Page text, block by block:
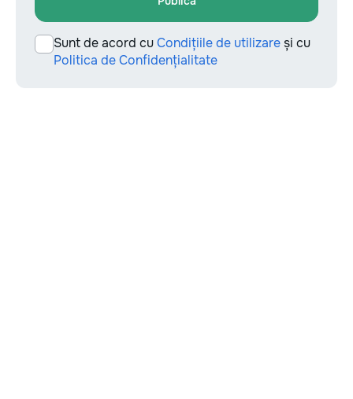
Sunt de acord cuCondițiile de utilizareși cu
Politica de Confidențialitate